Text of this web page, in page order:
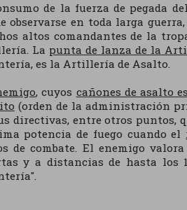
de la fuerza de pegada
observarse en toda larga
altos comandantes de la
La punta de lanza de la
es la Artillería de Asalto.
, cuyos cañones de asalto
(orden de la administración
directivas, entre otros puntos,
potencia de fuego cuando el
de combate. El enemigo
y a distancias de hasta los